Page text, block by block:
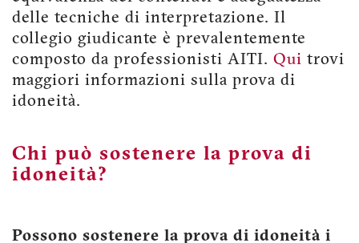
delle tecniche di interpretazione. Il
collegio giudicante è prevalentemente
composto da professionisti AITI. Qui trovi
maggiori informazioni sulla prova di
idoneità.
Chi può sostenere la prova di
idoneità?
Possono sostenere la prova di idoneità i